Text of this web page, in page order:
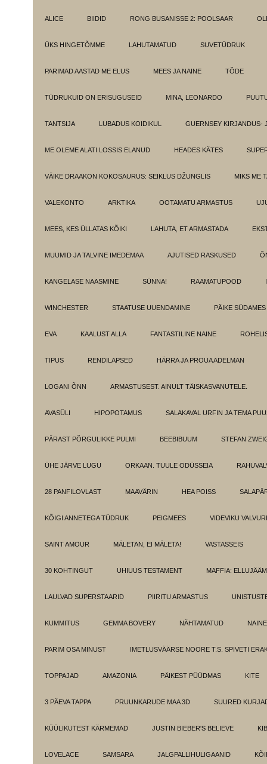
ALICE BIIDID RONG BUSANISSE 2: POOLSAAR
ÜKS HINGETÕMME LAHUTAMATUD SUVETÜDRUK
PARIMAD AASTAD ME ELUS MEES JA NAINE TÕDE
TÜDRUKUID ON ERISUGUSEID MINA, LEONARDO
TANTSIJA LUBADUS KOIDIKUL GUERNSEY KIRJANDUS-
ME OLEME ALATI LOSSIS ELANUD HEADES KÄTES
VÄIKE DRAAKON KOKOSAURUS: SEIKLUS DŽUNGLIS MIKS ME
VALEKONTO ARKTIKA OOTAMATU ARMASTUS
MEES, KES ÜLLATAS KÕIKI LAHUTA, ET ARMASTADA
MUUMID JA TALVINE IMEDEMAA AJUTISED RASKUSED
KANGELASE NAASMINE SÜNNA! RAAMATUPOOD
WINCHESTER STAATUSE UUENDAMINE PÄIKE SÜDAMES
EVA KAALUST ALLA FANTASTILINE NAINE
TIPUS RENDILAPSED HÄRRA JA PROUA ADELMAN
LOGANI ÕNN ARMASTUSEST. AINULT TÄISKASVANUTELE.
AVASÜLI HIPOPOTAMUS SALAKAVAL URFIN JA TEMA
PÄRAST PÕRGULIKKE PULMI BEEBIBUUM STEFAN
ÜHE JÄRVE LUGU ORKAAN. TUULE ODÜSSEIA
28 PANFILOVLAST MAAVÄRIN HEA POISS
KÕIGI ANNETEGA TÜDRUK PEIGMEES VIDEVIKU
SAINT AMOUR MÄLETAN, EI MÄLETA! VASTASSEIS
30 KOHTINGUT UHIUUS TESTAMENT MAFFIA:
LAULVAD SUPERSTAARID PIIRITU ARMASTUS
KUMMITUS GEMMA BOVERY NÄHTAMATUD
PARIM OSA MINUST IMETLUSVÄÄRSE NOORE T.S. SPIVETI
TOPPAJAD AMAZONIA PÄIKEST PÜÜDMAS KITE
3 PÄEVA TAPPA PRUUNKARUDE MAA 3D SUURED
KÜÜLIKUTEST KÄRMEMAD JUSTIN BIEBER'S BELIEVE
LOVELACE SAMSARA JALGPALLIHULIGAANID